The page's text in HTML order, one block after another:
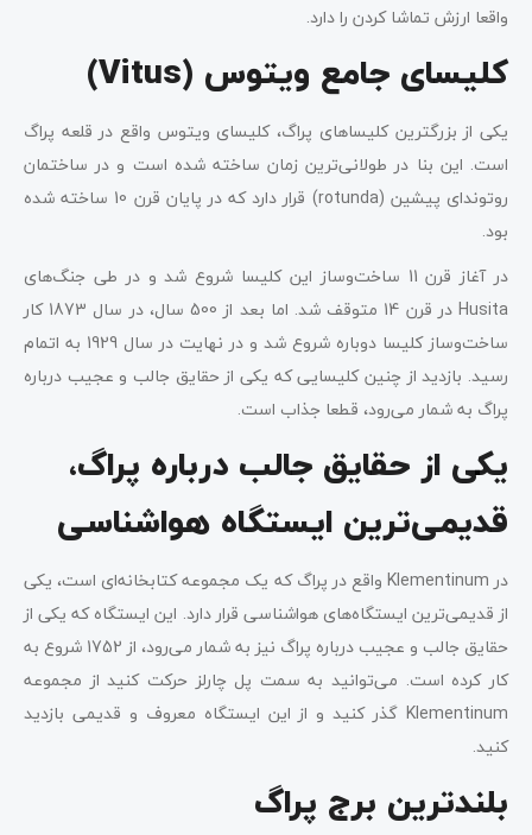
واقعا ارزش تماشا کردن را دارد.
کلیسای جامع ویتوس (Vitus)
یکی از بزرگترین کلیساهای پراگ، کلیسای ویتوس واقع در قلعه پراگ
است. این بنا در طولانی‌ترین زمان ساخته شده است و در ساختمان
روتوندای پیشین (rotunda) قرار دارد که در پایان قرن 10 ساخته شده
بود.
در آغاز قرن 11 ساخت‌وساز این کلیسا شروع شد و در طی جنگ‌های
Husita در قرن 14 متوقف شد. اما بعد از 500 سال، در سال 1873 کار
ساخت‌وساز کلیسا دوباره شروع شد و در نهایت در سال 1929 به اتمام
رسید. بازدید از چنین کلیسایی که یکی از حقایق جالب و عجیب درباره
پراگ به شمار می‌رود، قطعا جذاب است.
یکی از حقایق جالب درباره پراگ،
قدیمی‌ترین ایستگاه هواشناسی
در Klementinum واقع در پراگ که یک مجموعه‌ کتابخانه‌ای است، یکی
از قدیمی‌ترین ایستگاه‌های هواشناسی قرار دارد. این ایستگاه که یکی از
حقایق جالب و عجیب درباره پراگ نیز به شمار می‌رود، از 1752 شروع به
کار کرده است. می‌توانید به سمت پل چارلز حرکت کنید از مجموعه
Klementinum گذر کنید و از این ایستگاه معروف و قدیمی بازدید
کنید.
بلندترین برج پراگ